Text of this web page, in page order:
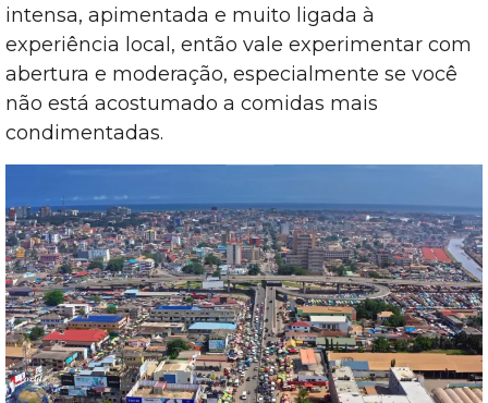
intensa, apimentada e muito ligada à
experiência local, então vale experimentar com
abertura e moderação, especialmente se você
não está acostumado a comidas mais
condimentadas.